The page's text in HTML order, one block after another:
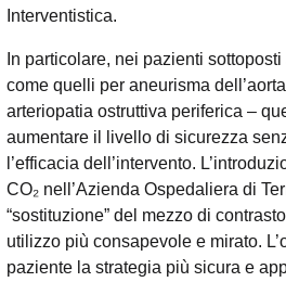
Interventistica.
In particolare, nei pazienti
come quelli per aneurisma
arteriopatia ostruttiva periferica –
aumentare il livello di sicurezza
l’efficacia dell’intervento.
CO₂ nell’Azienda Ospedaliera di
“sostituzione” del mezzo di
utilizzo più consapevole e mirato.
paziente la strategia più sicura e